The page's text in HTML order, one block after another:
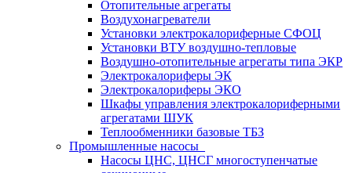
Отопительные агрегаты
Воздухонагреватели
Установки электрокалориферные СФОЦ
Установки ВТУ воздушно-тепловые
Воздушно-отопительные агрегаты типа ЭКР
Электрокалориферы ЭК
Электрокалориферы ЭКО
Шкафы управления электрокалориферными
агрегатами ШУК
Теплообменники базовые ТБЗ
Промышленные насосы
Насосы ЦНС, ЦНСГ многоступенчатые